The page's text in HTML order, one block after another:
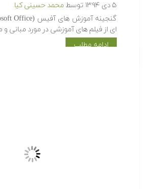
۵ دی ۱۳۹۴ توسط محمد حسینی کیا
ای از فیلم های آموزشی در مورد مبانی و
ادامه مطلب